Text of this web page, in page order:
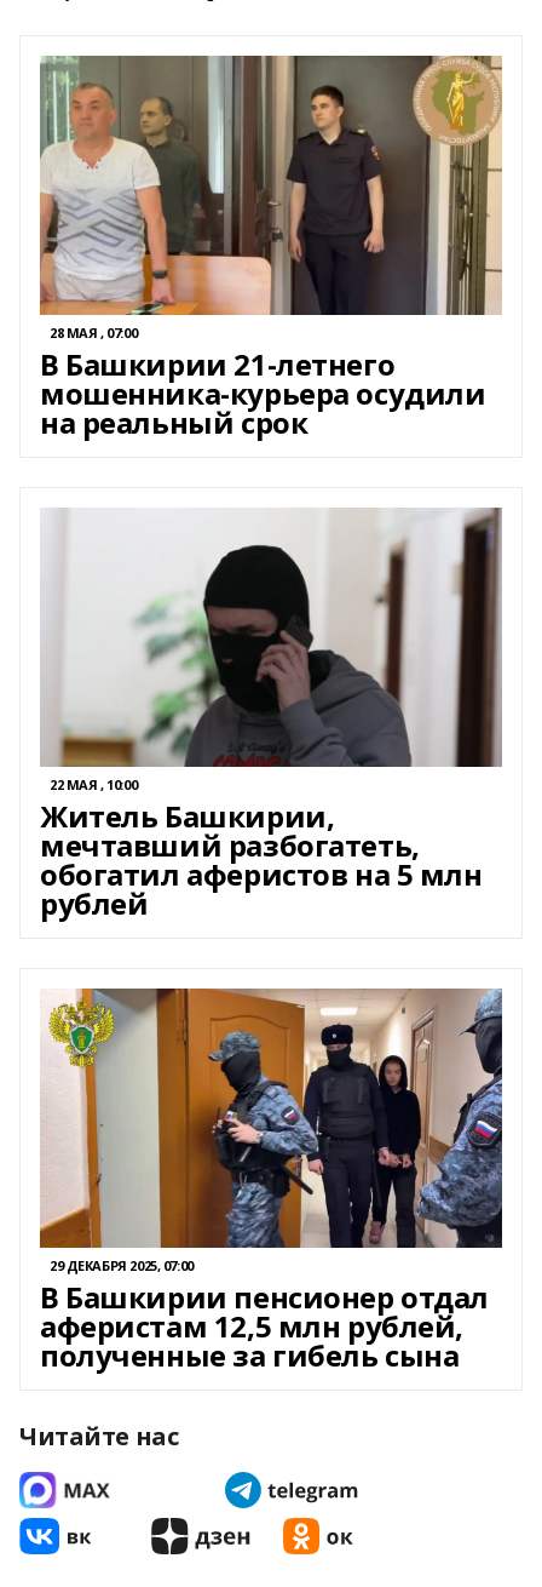
28 МАЯ , 07:00
В Башкирии 21-летнего
мошенника-курьера осудили
на реальный срок
22 МАЯ , 10:00
Житель Башкирии,
мечтавший разбогатеть,
обогатил аферистов на 5 млн
рублей
29 ДЕКАБРЯ 2025, 07:00
В Башкирии пенсионер отдал
аферистам 12,5 млн рублей,
полученные за гибель сына
Читайте нас